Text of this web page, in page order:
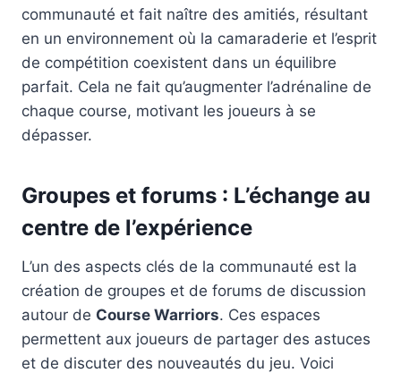
communauté et fait naître des amitiés, résultant
en un environnement où la camaraderie et l’esprit
de compétition coexistent dans un équilibre
parfait. Cela ne fait qu’augmenter l’adrénaline de
chaque course, motivant les joueurs à se
dépasser.
Groupes et forums : L’échange au
centre de l’expérience
L’un des aspects clés de la communauté est la
création de groupes et de forums de discussion
autour de Course Warriors. Ces espaces
permettent aux joueurs de partager des astuces
et de discuter des nouveautés du jeu. Voici